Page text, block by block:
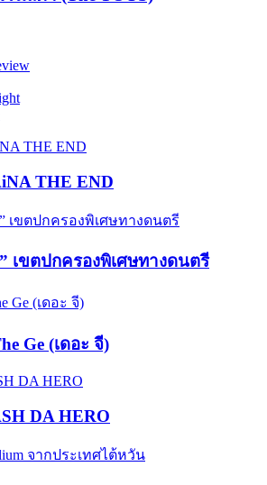
THE END
เขตปกครองพิเศษทางดนตรี
Ge (เดอะ จี)
DA HERO